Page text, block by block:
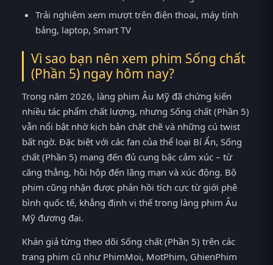
Trải nghiệm xem mượt trên điện thoại, máy tính
bảng, laptop, Smart TV
Vì sao bạn nên xem phim Sống chất
(Phần 5) ngay hôm nay?
Trong năm 2026, làng phim Âu Mỹ đã chứng kiến
nhiều tác phẩm chất lượng, nhưng Sống chất (Phần 5)
vẫn nổi bật nhờ kịch bản chặt chẽ và những cú twist
bất ngờ. Đặc biệt với các fan của thể loại Bí Ẩn, Sống
chất (Phần 5) mang đến đủ cung bậc cảm xúc – từ
căng thẳng, hồi hộp đến lãng mạn và xúc động. Bộ
phim cũng nhận được phản hồi tích cực từ giới phê
bình quốc tế, khẳng định vị thế trong làng phim Âu
Mỹ đương đại.
Khán giả từng theo dõi Sống chất (Phần 5) trên các
trang phim cũ như PhimMoi, MotPhim, GhienPhim